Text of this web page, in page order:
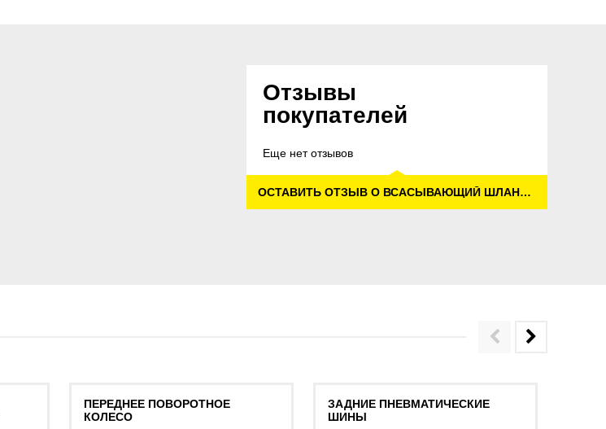
Отзывы
покупателей
Еще нет отзывов
ОСТАВИТЬ ОТЗЫВ О ВСАСЫВАЮЩИЙ ШЛАНГ, 125 ММ
ПЕРЕДНЕЕ ПОВОРОТНОЕ
КОЛЕСО
ЗАДНИЕ ПНЕВМАТИЧЕСКИЕ
ШИНЫ